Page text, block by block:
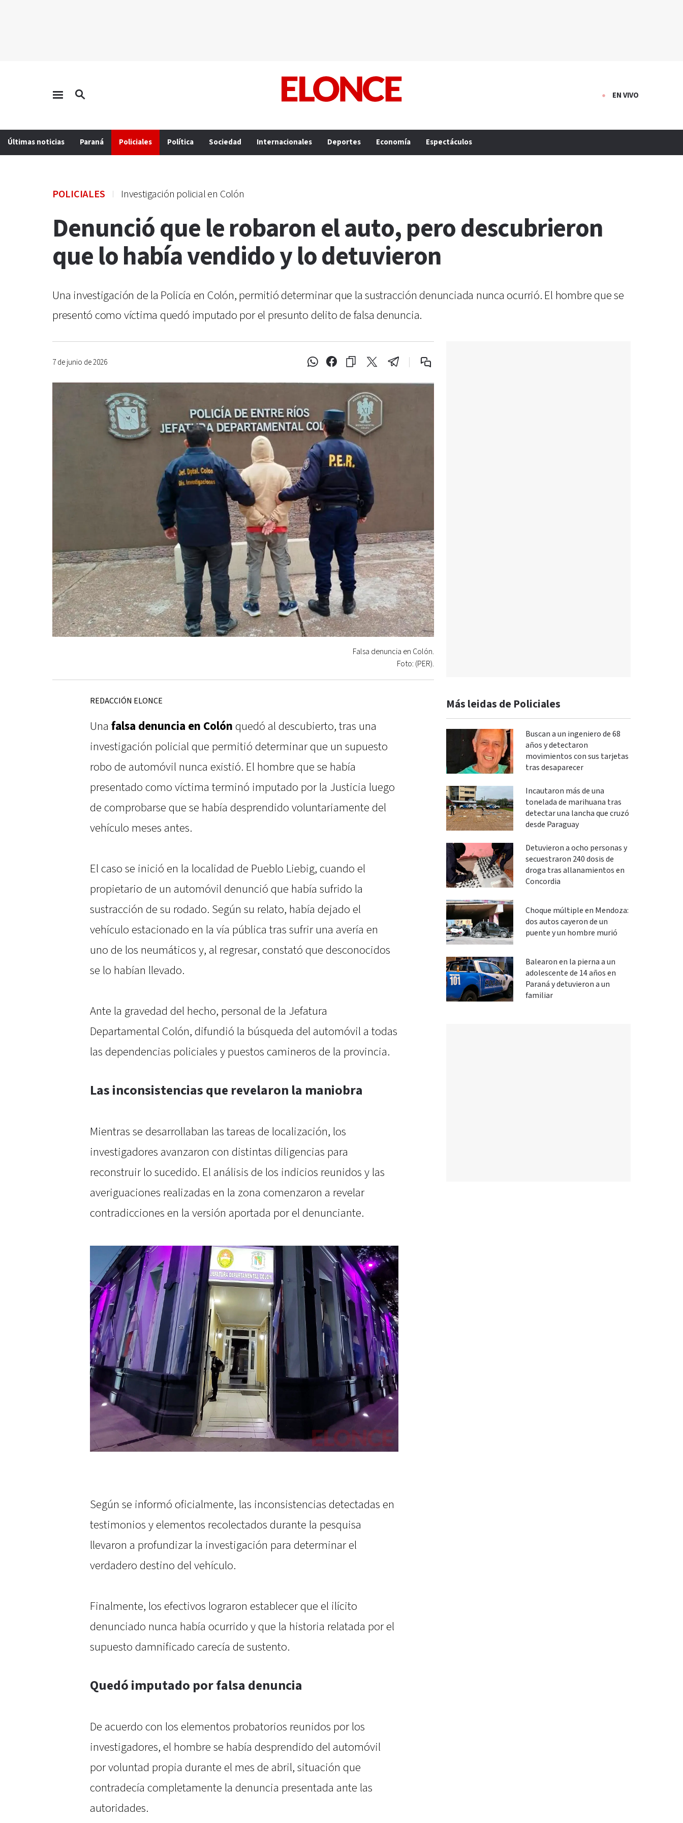
EN VIVO
Últimas noticias Paraná Policiales Política Sociedad Internacionales Deportes Economía Espectáculos
POLICIALES Investigación policial en Colón
Denunció que le robaron el auto, pero descubrieron
que lo había vendido y lo detuvieron
Una investigación de la Policía en Colón, permitió determinar que la sustracción denunciada nunca ocurrió. El hombre que se
presentó como víctima quedó imputado por el presunto delito de falsa denuncia.
7 de junio de 2026
Falsa denuncia en Colón.
Foto: (PER).
REDACCIÓN ELONCE
Una falsa denuncia en Colón quedó al descubierto, tras una
investigación policial que permitió determinar que un supuesto
robo de automóvil nunca existió. El hombre que se había
presentado como víctima terminó imputado por la Justicia luego
de comprobarse que se había desprendido voluntariamente del
vehículo meses antes.
El caso se inició en la localidad de Pueblo Liebig, cuando el
propietario de un automóvil denunció que había sufrido la
sustracción de su rodado. Según su relato, había dejado el
vehículo estacionado en la vía pública tras sufrir una avería en
uno de los neumáticos y, al regresar, constató que desconocidos
se lo habían llevado.
Ante la gravedad del hecho, personal de la Jefatura
Departamental Colón, difundió la búsqueda del automóvil a todas
las dependencias policiales y puestos camineros de la provincia.
Las inconsistencias que revelaron la maniobra
Mientras se desarrollaban las tareas de localización, los
investigadores avanzaron con distintas diligencias para
reconstruir lo sucedido. El análisis de los indicios reunidos y las
averiguaciones realizadas en la zona comenzaron a revelar
contradicciones en la versión aportada por el denunciante.
Según se informó oficialmente, las inconsistencias detectadas en
testimonios y elementos recolectados durante la pesquisa
llevaron a profundizar la investigación para determinar el
verdadero destino del vehículo.
Finalmente, los efectivos lograron establecer que el ilícito
denunciado nunca había ocurrido y que la historia relatada por el
supuesto damnificado carecía de sustento.
Quedó imputado por falsa denuncia
De acuerdo con los elementos probatorios reunidos por los
investigadores, el hombre se había desprendido del automóvil
por voluntad propia durante el mes de abril, situación que
contradecía completamente la denuncia presentada ante las
autoridades.
Más leidas de Policiales
Buscan a un ingeniero de 68
años y detectaron
movimientos con sus tarjetas
tras desaparecer
Incautaron más de una
tonelada de marihuana tras
detectar una lancha que cruzó
desde Paraguay
Detuvieron a ocho personas y
secuestraron 240 dosis de
droga tras allanamientos en
Concordia
Choque múltiple en Mendoza:
dos autos cayeron de un
puente y un hombre murió
Balearon en la pierna a un
adolescente de 14 años en
Paraná y detuvieron a un
familiar